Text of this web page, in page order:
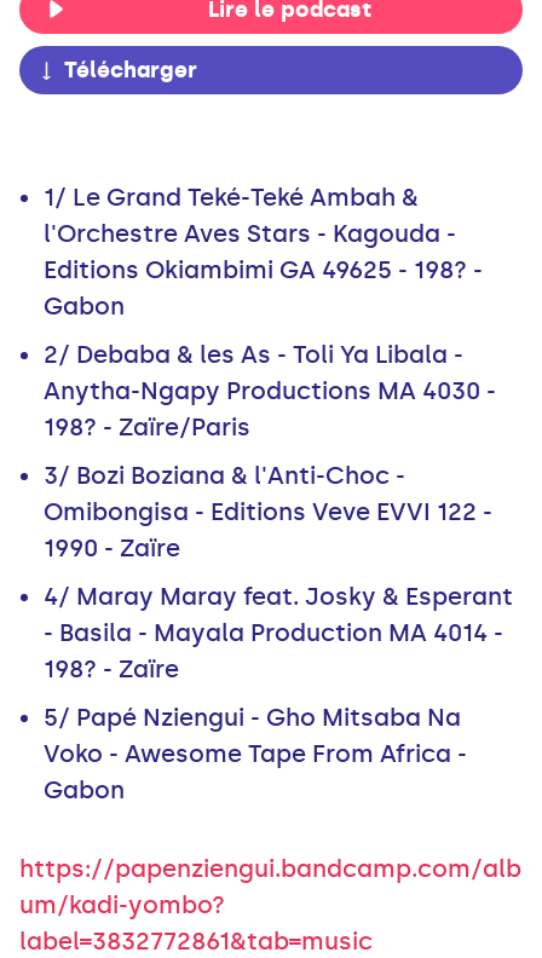
Lire le podcast
Télécharger
1/ Le Grand Teké-Teké Ambah &
l'Orchestre Aves Stars - Kagouda -
Editions Okiambimi GA 49625 - 198? -
Gabon
2/ Debaba & les As - Toli Ya Libala -
Anytha-Ngapy Productions MA 4030 -
198? - Zaïre/Paris
3/ Bozi Boziana & l'Anti-Choc -
Omibongisa - Editions Veve EVVI 122 -
1990 - Zaïre
4/ Maray Maray feat. Josky & Esperant
- Basila - Mayala Production MA 4014 -
198? - Zaïre
5/ Papé Nziengui - Gho Mitsaba Na
Voko - Awesome Tape From Africa -
Gabon
https://papenziengui.bandcamp.com/alb
um/kadi-yombo?
label=3832772861&tab=music